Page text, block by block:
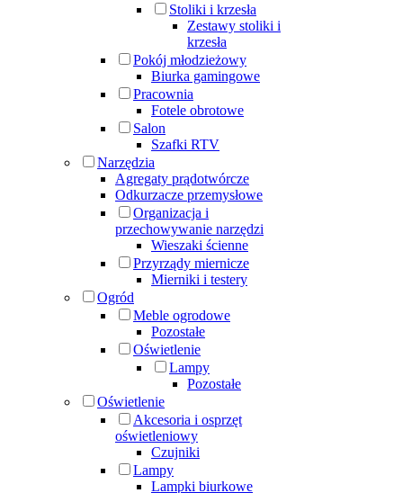
Stoliki i krzesła
Zestawy stoliki i
krzesła
Pokój młodzieżowy
Biurka gamingowe
Pracownia
Fotele obrotowe
Salon
Szafki RTV
Narzędzia
Agregaty prądotwórcze
Odkurzacze przemysłowe
Organizacja i
przechowywanie narzędzi
Wieszaki ścienne
Przyrządy miernicze
Mierniki i testery
Ogród
Meble ogrodowe
Pozostałe
Oświetlenie
Lampy
Pozostałe
Oświetlenie
Akcesoria i osprzęt
oświetleniowy
Czujniki
Lampy
Lampki biurkowe